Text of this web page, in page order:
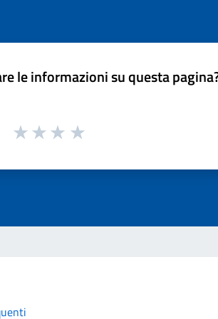
le informazioni su questa